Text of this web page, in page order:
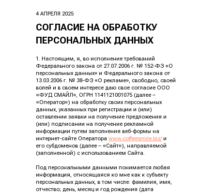
4 АПРЕЛЯ 2025
1. Настоящим, я, во исполнение требований
Федерального закона от 27.07.2006 г. № 152-ФЗ «О
персональных данных» и Федерального закона от
13.03.2006 г. № 38-ФЗ «О рекламе», свободно, своей
волей и в своем интересе даю свое согласие ООО
«ФУД СМАЙЛ», ОГРН 1141121001075 (далее –
«Оператор») на обработку своих персональных
данных, указанных при регистрации и (или)
оставлении заявки на получение предложения и
(или) подписании на получение рекламной
информации путем заполнения веб-формы на
интернет-сайте Оператора www.coffeesmile.biz/и
его субдоменов (далее – «Сайт»), направляемой
(заполненной) с использованием Сайта.
Под персональными данными понимается любая
информация, относящаяся ко мне как к субъекту
персональных данных, в том числе: фамилия, имя,
отчество; день, месяц и год рождения (дата
СОГЛАСИЕ НА ОБРАБОТКУ
ПЕРСОНАЛЬНЫХ ДАННЫХ